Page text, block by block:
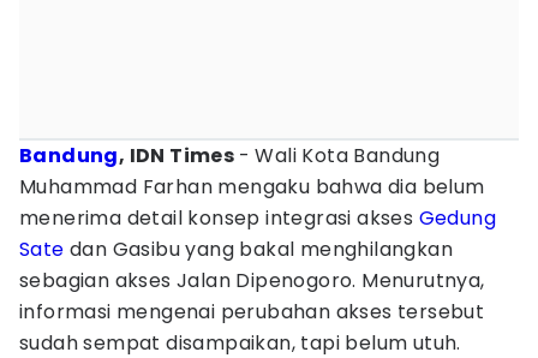
Bandung, IDN Times - Wali Kota Bandung
Muhammad Farhan mengaku bahwa dia belum
menerima detail konsep integrasi akses Gedung
Sate dan Gasibu yang bakal menghilangkan
sebagian akses Jalan Dipenogoro. Menurutnya,
informasi mengenai perubahan akses tersebut
sudah sempat disampaikan, tapi belum utuh.